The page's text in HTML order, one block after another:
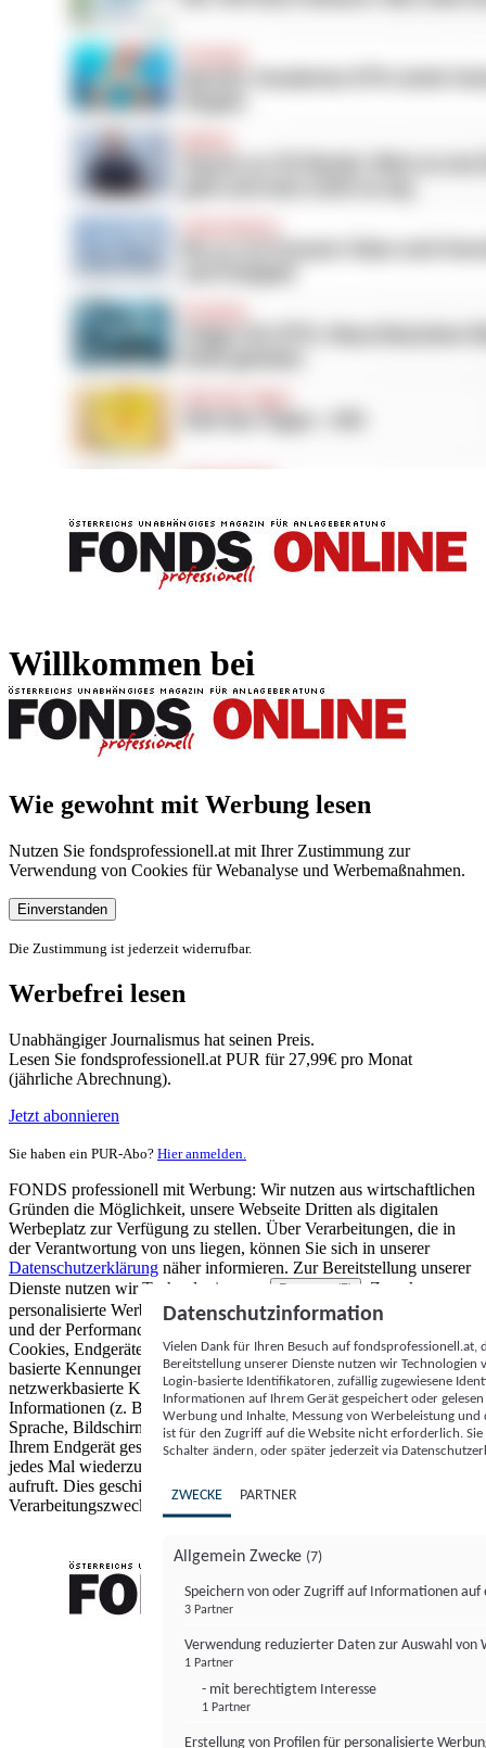
Willkommen bei
Wie gewohnt mit Werbung lesen
Nutzen Sie fondsprofessionell.at mit Ihrer Zustimmung zur
Verwendung von Cookies für Webanalyse und Werbemaßnahmen.
Einverstanden
Die Zustimmung ist jederzeit widerrufbar.
Werbefrei lesen
Unabhängiger Journalismus hat seinen Preis.
Lesen Sie fondsprofessionell.at PUR für 27,99€ pro Monat
(jährliche Abrechnung).
Jetzt abonnieren
Sie haben ein PUR-Abo? Hier anmelden.
FONDS professionell mit Werbung: Wir nutzen aus wirtschaftlichen
Gründen die Möglichkeit, unsere Webseite Dritten als digitalen
Werbeplatz zur Verfügung zu stellen. Über Verarbeitungen, die in
der Verantwortung von uns liegen, können Sie sich in unserer
Datenschutzerklärung näher informieren. Zur Bereitstellung unserer
Dienste nutzen wir Technologien von
Partnern (5)
. Zwecke:
personalisierte Werbung und Inhalte, Messung von Werbeleistung
und der Performance von Inhalten sowie Zielgruppenforschung.
Cookies, Endgeräte- oder ähnliche Online-Kennungen (z. B. login-
basierte Kennungen, zufällig generierte Kennungen,
netzwerkbasierte Kennungen) können zusammen mit anderen
Informationen (z. B. Browsertyp und Browserinformationen,
Sprache, Bildschirmgröße, unterstützte Technologien usw.) auf
Ihrem Endgerät gespeichert oder von dort ausgelesen werden, um es
jedes Mal wiederzuerkennen, wenn es eine App oder einer Webseite
aufruft. Dies geschieht für einen oder mehrere der hier aufgeführten
Verarbeitungszwecke.
Datenschutzinformation
Vielen Dank für Ihren Besuch auf
Bereitstellung unserer Dienste nutzen wir Technologien
Login-basierte Identifikatoren, zufällig zugewiesene
Informationen auf Ihrem Gerät gespeichert oder
Werbung und Inhalte, Messung von Werbeleistung
ist für den Zugriff auf die Website nicht erforderlich.
Schalter ändern, oder später jederzeit via
ZWECKE PARTNER
Allgemein Zwecke (7)
Speichern von oder Zugriff auf Informationen auf
3 Partner
Verwendung reduzierter Daten zur Auswahl von
1 Partner
- mit berechtigtem Interesse
1 Partner
Erstellung von Profilen für personalisierte
FONDS professionell